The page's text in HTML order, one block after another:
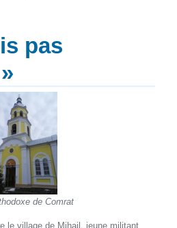
pas
de Comrat
le village de Mihail, jeune militant